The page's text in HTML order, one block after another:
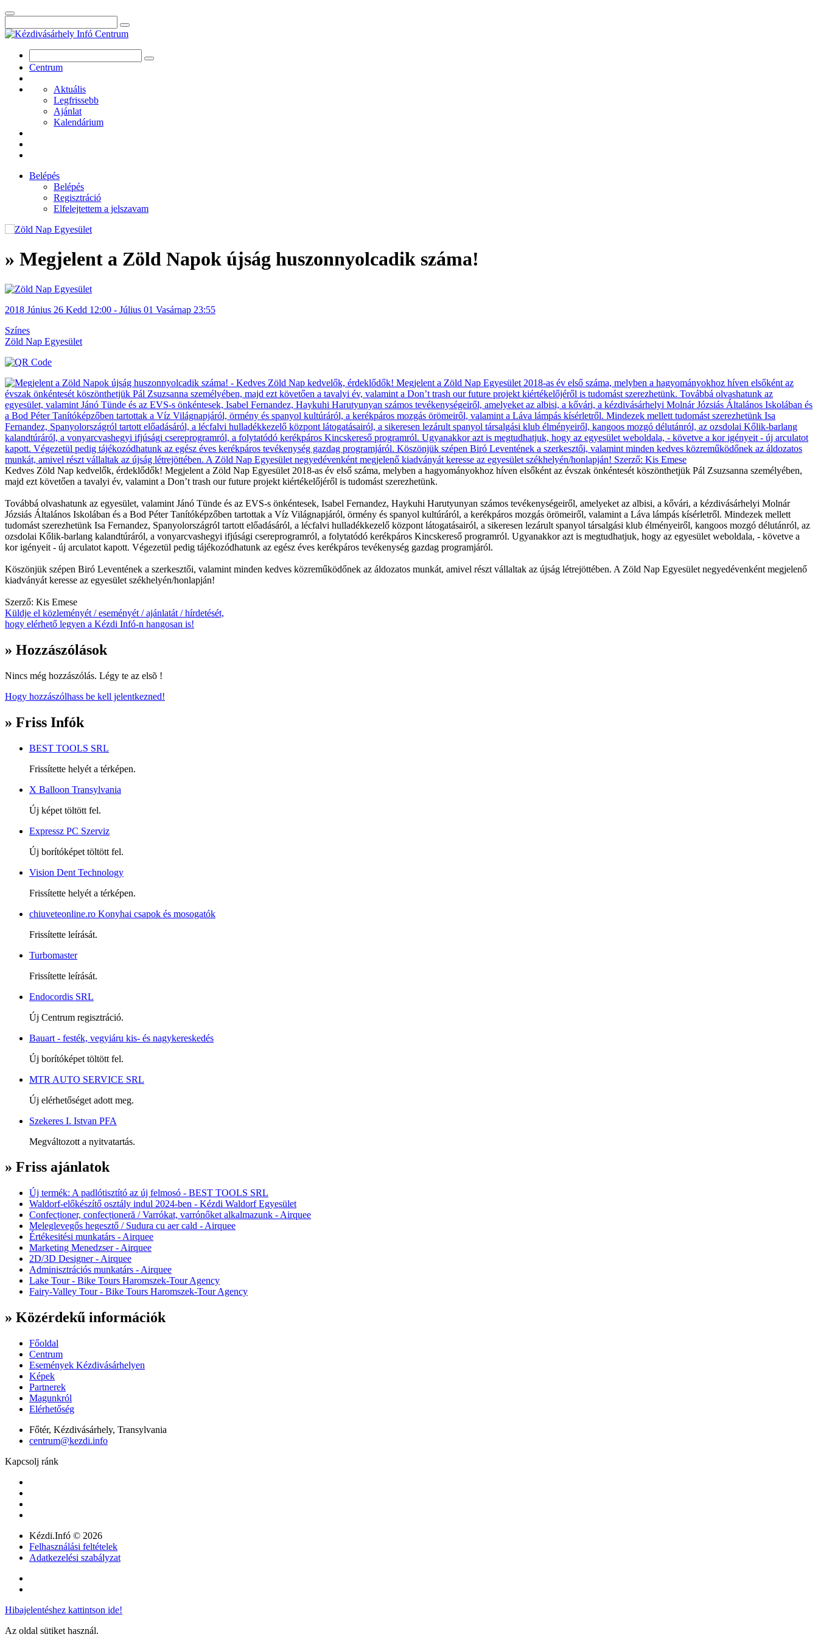
Centrum
Aktuális
Legfrissebb
Ajánlat
Kalendárium
Belépés
Belépés
Regisztráció
Elfelejtettem a jelszavam
» Megjelent a Zöld Napok újság huszonnyolcadik száma!
2018 Június 26 Kedd 12:00 - Július 01 Vasárnap 23:55
Színes
Zöld Nap Egyesület
Kedves Zöld Nap kedvelők, érdeklődők! Megjelent a Zöld Nap Egyesület 2018-as év első száma, melyben a hagyományokhoz híven elsőként az évszak önkéntesét köszönthetjük Pál Zsuzsanna személyében,
majd ezt követően a tavalyi év, valamint a Don’t trash our future projekt kiértékelőjéről is tudomást szerezhetünk.
Továbbá olvashatunk az egyesület, valamint Jánó Tünde és az EVS-s önkéntesek, Isabel Fernandez, Haykuhi Harutyunyan számos tevékenységeiről, amelyeket az albisi, a kővári, a kézdivásárhelyi Molnár
Józsiás Általános Iskolában és a Bod Péter Tanítóképzőben tartottak a Víz Világnapjáról, örmény és spanyol kultúráról, a kerékpáros mozgás örömeiről, valamint a Láva lámpás kísérletről. Mindezek mellett
tudomást szerezhetünk Isa Fernandez, Spanyolországról tartott előadásáról, a lécfalvi hulladékkezelő központ látogatásairól, a sikeresen lezárult spanyol társalgási klub élményeiről, kangoos mozgó délutánról, az
ozsdolai Kőlik-barlang kalandtúráról, a vonyarcvashegyi ifjúsági csereprogramról, a folytatódó kerékpáros Kincskereső programról. Ugyanakkor azt is megtudhatjuk, hogy az egyesület weboldala, - követve a
kor igényeit - új arculatot kapott. Végezetül pedig tájékozódhatunk az egész éves kerékpáros tevékenység gazdag programjáról.
Köszönjük szépen Biró Leventének a szerkesztői, valamint minden kedves közreműködőnek az áldozatos munkát, amivel részt vállaltak az újság létrejöttében. A Zöld Nap Egyesület negyedévenként megjelenő
kiadványát keresse az egyesület székhelyén/honlapján!
Szerző: Kis Emese
Küldje el közleményét / eseményét / ajánlatát / hírdetését,
hogy elérhető legyen a Kézdi Infó-n hangosan is!
» Hozzászólások
Nincs még hozzászólás. Légy te az elsõ !
Hogy hozzászólhass be kell jelentkezned!
» Friss Infók
BEST TOOLS SRL
Frissítette helyét a térképen.
X Balloon Transylvania
Új képet töltött fel.
Expressz PC Szerviz
Új borítóképet töltött fel.
Vision Dent Technology
Frissítette helyét a térképen.
chiuveteonline.ro Konyhai csapok és mosogatók
Frissítette leírását.
Turbomaster
Frissítette leírását.
Endocordis SRL
Új Centrum regisztráció.
Bauart - festék, vegyiáru kis- és nagykereskedés
Új borítóképet töltött fel.
MTR AUTO SERVICE SRL
Új elérhetőséget adott meg.
Szekeres I. Istvan PFA
Megváltozott a nyitvatartás.
» Friss ajánlatok
Új termék: A padlótisztító az új felmosó - BEST TOOLS SRL
Waldorf-előkészítő osztály indul 2024-ben - Kézdi Waldorf Egyesület
Confecționer, confecționeră / Varrókat, varrónőket alkalmazunk - Airquee
Meleglevegős hegesztő / Sudura cu aer cald - Airquee
Értékesitési munkatárs - Airquee
Marketing Menedzser - Airquee
2D/3D Designer - Airquee
Adminisztrációs munkatárs - Airquee
Lake Tour - Bike Tours Haromszek-Tour Agency
Fairy-Valley Tour - Bike Tours Haromszek-Tour Agency
» Közérdekű információk
Főoldal
Centrum
Események Kézdivásárhelyen
Képek
Partnerek
Magunkról
Elérhetőség
Főtér, Kézdivásárhely, Transylvania
centrum@kezdi.info
Kapcsolj ránk
Kézdi.Infó © 2026
Felhasználási feltételek
Adatkezelési szabályzat
Hibajelentéshez kattintson ide!
Az oldal sütiket használ.